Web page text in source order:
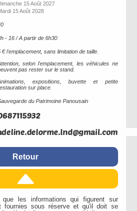
15 Août 2027
15 Août 2028
- 16 / A partir de 6h30
€ l'emplacement, sans limitation de taille.
selon l'emplacement, les véhicules ne
pas rester sur le stand.
expositions, buvette et petite
sur place.
du Patrimoine Panousain
Retour
que les informations qui figurent sur
sous réserve et qu'il doit se